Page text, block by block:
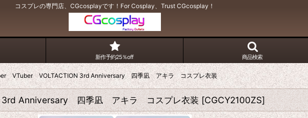
コスプレの専門店、CGcosplayです！For Cosplay、Trust CGcosplay！
新作予約25％off 商品検索
VTuber VOLTACTION 3rd Anniversary 四季凪 アキラ コスプレ衣装
Anniversary 四季凪 アキラ コスプレ衣装 [CGCY2100ZS]